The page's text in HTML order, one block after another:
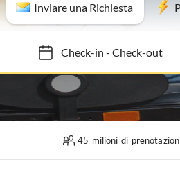
Inviare una Richiesta
Check-in- Check-out
45 milioni di